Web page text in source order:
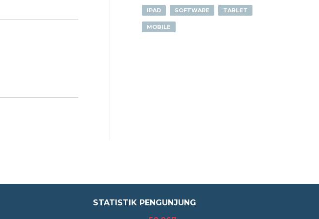
IPAD SOFTWARE TABLET
MOBILE
STATISTIK PENGUNJUNG